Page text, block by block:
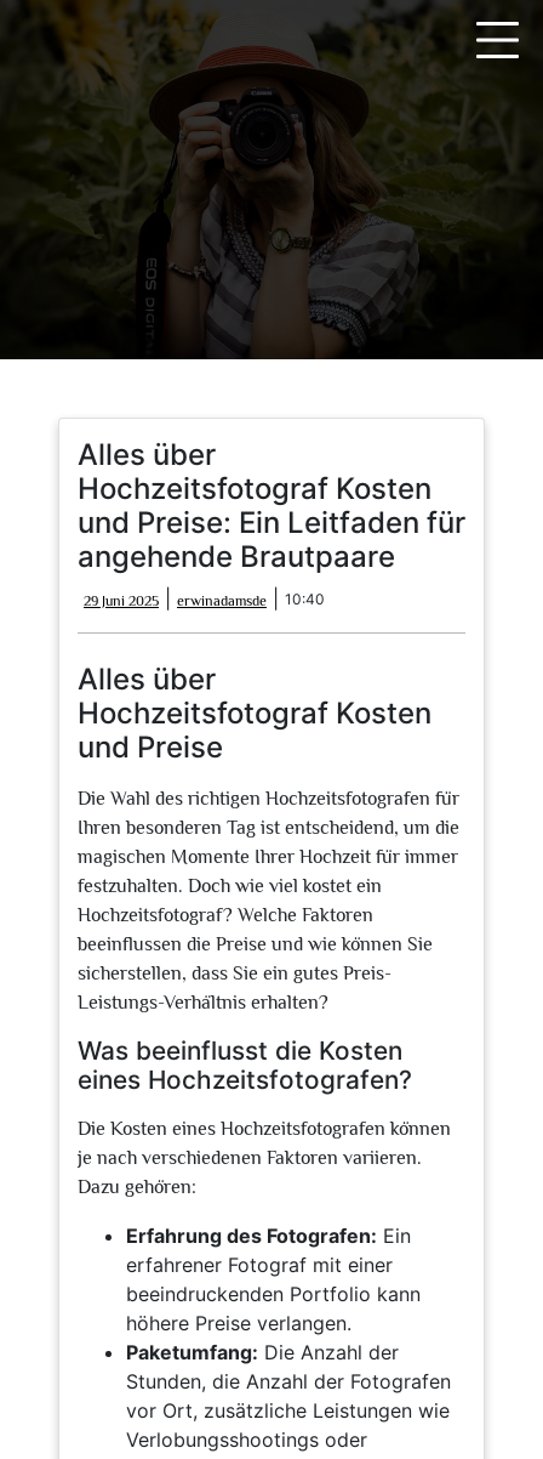
springen
Alles über
Hochzeitsfotograf Kosten
und Preise: Ein Leitfaden für
angehende Brautpaare
29 Juni 2025
Juni
2025
erwinadamsde erwinadamsde
10:40
Alles über
Hochzeitsfotograf Kosten
und Preise
Die Wahl des richtigen Hochzeitsfotografen für
Ihren besonderen Tag ist entscheidend, um die
magischen Momente Ihrer Hochzeit für immer
festzuhalten. Doch wie viel kostet ein
Hochzeitsfotograf? Welche Faktoren
beeinflussen die Preise und wie können Sie
sicherstellen, dass Sie ein gutes Preis-
Leistungs-Verhältnis erhalten?
Was beeinflusst die Kosten
eines Hochzeitsfotografen?
Die Kosten eines Hochzeitsfotografen können
je nach verschiedenen Faktoren variieren.
Dazu gehören:
Erfahrung des Fotografen: Ein
erfahrener Fotograf mit einer
beeindruckenden Portfolio kann
höhere Preise verlangen.
Paketumfang: Die Anzahl der
Stunden, die Anzahl der Fotografen
vor Ort, zusätzliche Leistungen wie
Verlobungsshootings oder